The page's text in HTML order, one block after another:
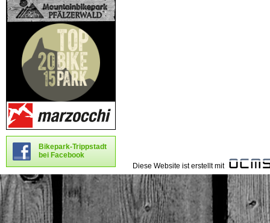
Bikepark-Trippstadt
bei Facebook
Diese Website ist erstellt mit